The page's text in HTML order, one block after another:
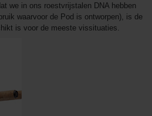
we in ons roestvrijstalen DNA hebben
waarvoor de Pod is ontworpen), is de
is voor de meeste vissituaties.